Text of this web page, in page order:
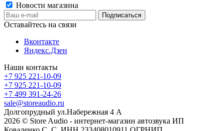
Новости магазина
Оставайтесь на связи
Вконтакте
Яндекс.Дзен
Наши контакты
+7 925 221-10-09
+7 925 221-10-09
+7 499 391-24-26
sale@storeaudio.ru
Долгопрудный ул.Набережная 4 А
2026 © Store Audio - интернет-магазин автозвука ИП